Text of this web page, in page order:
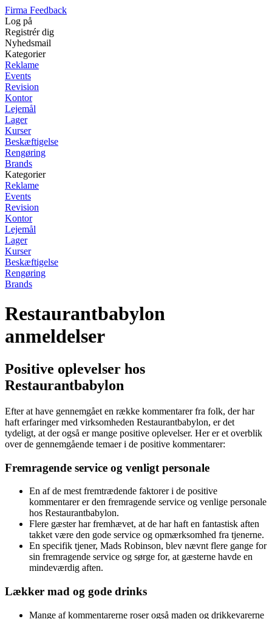
Firma Feedback
Log på
Registrér dig
Nyhedsmail
Kategorier
Reklame
Events
Revision
Kontor
Lejemål
Lager
Kurser
Beskæftigelse
Rengøring
Brands
Kategorier
Reklame
Events
Revision
Kontor
Lejemål
Lager
Kurser
Beskæftigelse
Rengøring
Brands
Restaurantbabylon
anmeldelser
Positive oplevelser hos
Restaurantbabylon
Efter at have gennemgået en række kommentarer fra folk, der har
haft erfaringer med virksomheden Restaurantbabylon, er det
tydeligt, at der også er mange positive oplevelser. Her er et overblik
over de gennemgående temaer i de positive kommentarer:
Fremragende service og venligt personale
En af de mest fremtrædende faktorer i de positive
kommentarer er den fremragende service og venlige personale
hos Restaurantbabylon.
Flere gæster har fremhævet, at de har haft en fantastisk aften
takket være den gode service og opmærksomhed fra tjenerne.
En specifik tjener, Mads Robinson, blev nævnt flere gange for
sin fremragende service og sørge for, at gæsterne havde en
mindeværdig aften.
Lækker mad og gode drinks
Mange af kommentarerne roser også maden og drikkevarerne